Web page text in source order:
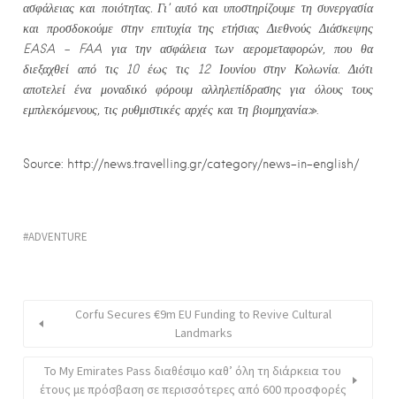
ασφάλειας και ποιότητας. Γι’ αυτό και υποστηρίζουμε τη συνεργασία
και προσδοκούμε στην επιτυχία της ετήσιας Διεθνούς Διάσκεψης
EASA – FAA για την ασφάλεια των αερομεταφορών, που θα
διεξαχθεί από τις 10 έως τις 12 Ιουνίου στην Κολωνία. Διότι
αποτελεί ένα μοναδικό φόρουμ αλληλεπίδρασης για όλους τους
εμπλεκόμενους, τις ρυθμιστικές αρχές και τη βιομηχανία».
Source: http://news.travelling.gr/category/news-in-english/
ADVENTURE
Corfu Secures €9m EU Funding to Revive Cultural
Landmarks
Το My Emirates Pass διαθέσιμο καθ’ όλη τη διάρκεια του
έτους με πρόσβαση σε περισσότερες από 600 προσφορές